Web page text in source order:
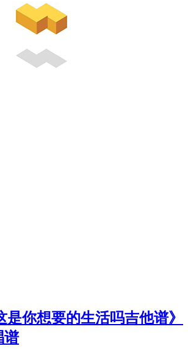
是你想要的生活吗吉他谱》
谱